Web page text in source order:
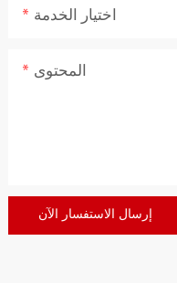
اختيار الخدمة
المحتوى
إرسال الاستفسار الآن